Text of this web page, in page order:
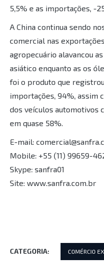
5,5% e as importações, -
A China continua sendo
comercial nas
agropecuário alavancou
asiático enquanto as os
foi o produto que
importações, 94%, assim
dos veículos automotivos
em quase 58%.
E-mail:
Mobile: +55 (11) 99659-
Skype: sanfra01⁣⁣⁣
Site: www.sanfra.com.br⁣⁣⁣
CATEGORIA: COMÉRCIO